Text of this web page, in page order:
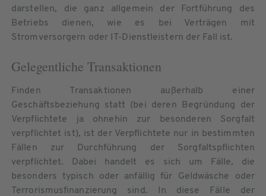
darstellen, die ganz allgemein der Fortführung des
Betriebs dienen, wie es bei Verträgen mit
Stromversorgern oder IT-Dienstleistern der Fall ist.
Gelegentliche Transaktionen
Finden Transaktionen außerhalb einer
Geschäftsbeziehung statt (bei deren Begründung der
Verpflichtete ja ohnehin zur besonderen Sorgfalt
verpflichtet ist), ist der Verpflichtete nur in bestimmten
Fällen zur Durchführung der Sorgfaltspflichten
verpflichtet. Dabei handelt es sich um Fälle, die
besonders typisch oder anfällig für Geldwäsche oder
Terrorismusfinanzierung sind. In diese Fälle der